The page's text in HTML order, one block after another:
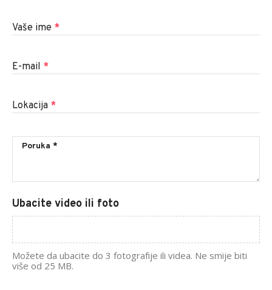
Vaše ime *
E-mail *
Lokacija *
Ubacite video ili foto
Možete da ubacite do 3 fotografije ili videa. Ne smije biti
više od 25 MB.